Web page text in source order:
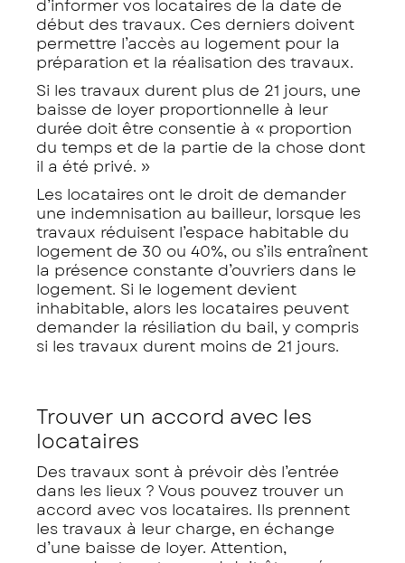
d’informer vos locataires de la date de
début des travaux. Ces derniers doivent
permettre l’accès au logement pour la
préparation et la réalisation des travaux.
Si les travaux durent plus de 21 jours, une
baisse de loyer proportionnelle à leur
durée doit être consentie à « proportion
du temps et de la partie de la chose dont
il a été privé. »
Les locataires ont le droit de demander
une indemnisation au bailleur, lorsque les
travaux réduisent l’espace habitable du
logement de 30 ou 40%, ou s’ils entraînent
la présence constante d’ouvriers dans le
logement. Si le logement devient
inhabitable, alors les locataires peuvent
demander la résiliation du bail, y compris
si les travaux durent moins de 21 jours.
Trouver un accord avec les
locataires
Des travaux sont à prévoir dès l’entrée
dans les lieux ? Vous pouvez trouver un
accord avec vos locataires. Ils prennent
les travaux à leur charge, en échange
d’une baisse de loyer. Attention,